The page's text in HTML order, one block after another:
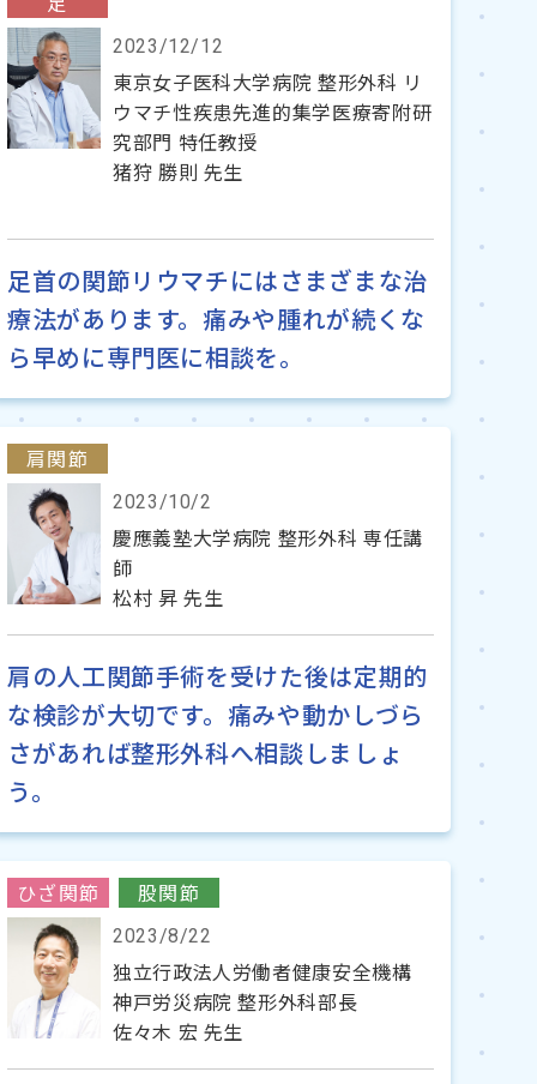
2023/12/12
東京女子医科大学病院 整形外科 リ
ウマチ性疾患先進的集学医療寄附研
究部門 特任教授
猪狩 勝則 先生
足首の関節リウマチにはさまざまな治
療法があります。痛みや腫れが続くな
ら早めに専門医に相談を。
肩関節
2023/10/2
慶應義塾大学病院 整形外科 専任講
師
松村 昇 先生
肩の人工関節手術を受けた後は定期的
な検診が大切です。痛みや動かしづら
さがあれば整形外科へ相談しましょ
う。
ひざ関節 股関節
2023/8/22
独立行政法人労働者健康安全機構
神戸労災病院 整形外科部長
佐々木 宏 先生